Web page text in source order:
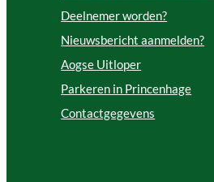
Deelnemer worden?
Nieuwsbericht aanmelden?
Aogse Uitloper
Parkeren in Princenhage
Contactgegevens